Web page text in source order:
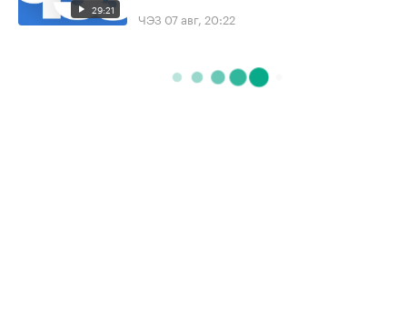
29:21 ЧЭЗ 07 авг, 20:22